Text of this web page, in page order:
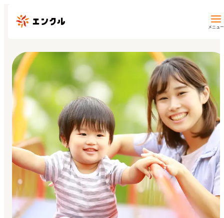
メニュー
保育園・幼稚園を探す
地図から探す
地域から探す
マイページ
閲覧履歴
お気に入り